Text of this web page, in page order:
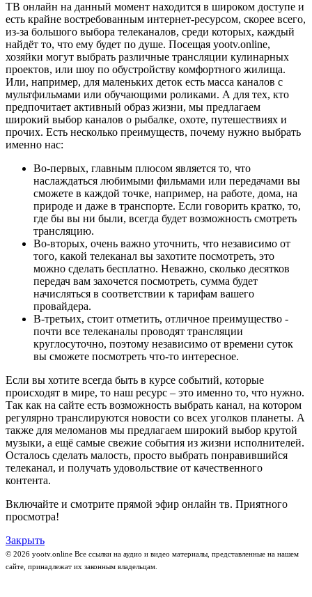
ТВ онлайн на данный момент находится в широком доступе и
есть крайне востребованным интернет-ресурсом, скорее всего,
из-за большого выбора телеканалов, среди которых, каждый
найдёт то, что ему будет по душе. Посещая yootv.online,
хозяйки могут выбрать различные трансляции кулинарных
проектов, или шоу по обустройству комфортного жилища.
Или, например, для маленьких деток есть масса каналов с
мультфильмами или обучающими роликами. А для тех, кто
предпочитает активный образ жизни, мы предлагаем
широкий выбор каналов о рыбалке, охоте, путешествиях и
прочих. Есть несколько преимуществ, почему нужно выбрать
именно нас:
Во-первых, главным плюсом является то, что
наслаждаться любимыми фильмами или передачами вы
сможете в каждой точке, например, на работе, дома, на
природе и даже в транспорте. Если говорить кратко, то,
где бы вы ни были, всегда будет возможность смотреть
трансляцию.
Во-вторых, очень важно уточнить, что независимо от
того, какой телеканал вы захотите посмотреть, это
можно сделать бесплатно. Неважно, сколько десятков
передач вам захочется посмотреть, сумма будет
начисляться в соответствии к тарифам вашего
провайдера.
В-третьих, стоит отметить, отличное преимущество -
почти все телеканалы проводят трансляции
круглосуточно, поэтому независимо от времени суток
вы сможете посмотреть что-то интересное.
Если вы хотите всегда быть в курсе событий, которые
происходят в мире, то наш ресурс – это именно то, что нужно.
Так как на сайте есть возможность выбрать канал, на котором
регулярно транслируются новости со всех уголков планеты. А
также для меломанов мы предлагаем широкий выбор крутой
музыки, а ещё самые свежие события из жизни исполнителей.
Осталось сделать малость, просто выбрать понравившийся
телеканал, и получать удовольствие от качественного
контента.
Включайте и смотрите прямой эфир онлайн тв. Приятного
просмотра!
Закрыть
© 2026 yootv.online Все ссылки на аудио и видео материалы, представленные на нашем
сайте, принадлежат их законным владельцам.